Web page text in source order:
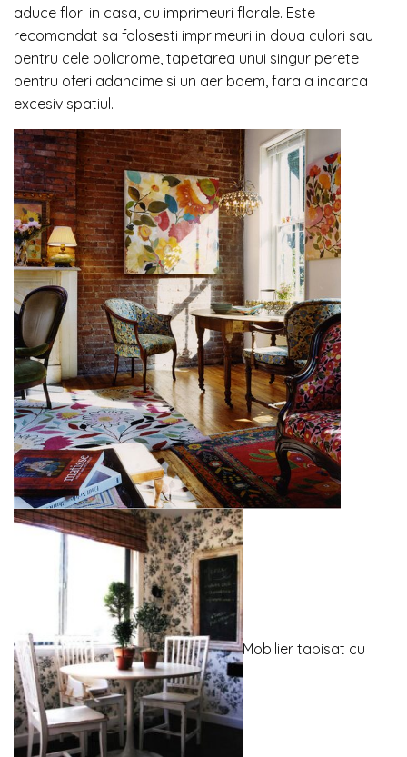
aduce flori in casa, cu imprimeuri florale. Este
recomandat sa folosesti imprimeuri in doua culori sau
pentru cele policrome, tapetarea unui singur perete
pentru oferi adancime si un aer boem, fara a incarca
excesiv spatiul.
Mobilier tapisat cu